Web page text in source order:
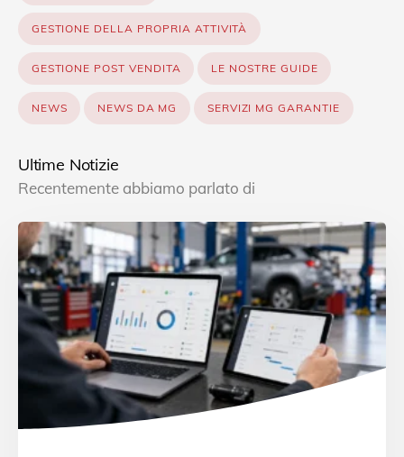
GESTIONE DELLA PROPRIA ATTIVITÀ
GESTIONE POST VENDITA LE NOSTRE GUIDE
NEWS NEWS DA MG SERVIZI MG GARANTIE
Ultime Notizie
Recentemente abbiamo parlato di